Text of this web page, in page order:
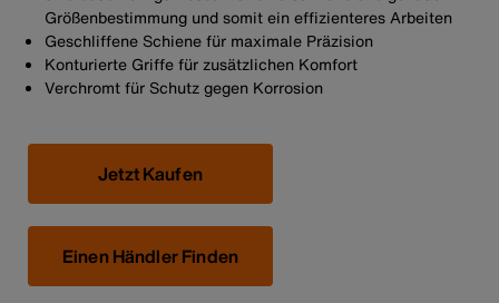
Größenbestimmung und somit ein effizienteres Arbeiten
Geschliffene Schiene für maximale Präzision
Konturierte Griffe für zusätzlichen Komfort
Verchromt für Schutz gegen Korrosion
Jetzt Kaufen
Einen Händler Finden